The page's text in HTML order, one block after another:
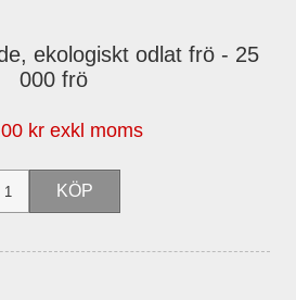
ekologiskt odlat frö - 25
000 frö
kr exkl moms